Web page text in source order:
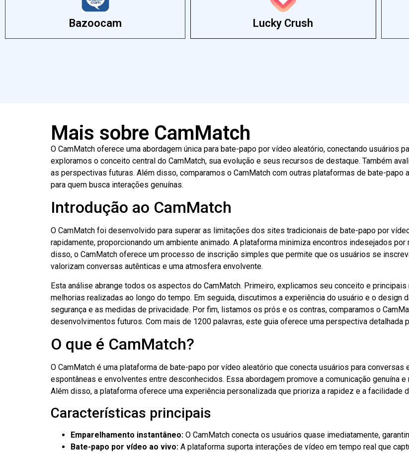
Bazoocam Lucky Crush
Mais sobre CamMatch
O CamMatch oferece uma abordagem única para bate-papo por vídeo aleatório, conectando usuários
exploramos o conceito central do CamMatch, sua evolução e seus recursos de destaque. Também
as perspectivas futuras. Além disso, comparamos o CamMatch com outras plataformas de bate-
para quem busca interações genuínas.
Introdução ao CamMatch
O CamMatch foi desenvolvido para superar as limitações dos sites tradicionais de bate-papo por
rapidamente, proporcionando um ambiente animado. A plataforma minimiza encontros indesejados
disso, o CamMatch oferece um processo de inscrição simples que permite que os usuários se
valorizam conversas autênticas e uma atmosfera envolvente.
Esta análise abrange todos os aspectos do CamMatch. Primeiro, explicamos seu conceito e
melhorias realizadas ao longo do tempo. Em seguida, discutimos a experiência do usuário e o design
segurança e as medidas de privacidade. Por fim, listamos os prós e os contras, comparamos o
desenvolvimentos futuros. Com mais de 1200 palavras, este guia oferece uma perspectiva detalhada
O que é CamMatch?
O CamMatch é uma plataforma de bate-papo por vídeo aleatório que conecta usuários para
espontâneas e envolventes entre desconhecidos. Essa abordagem promove a comunicação genuína
Além disso, a plataforma oferece uma experiência personalizada que prioriza a rapidez e a facilidade
Características principais
Emparelhamento instantâneo: O CamMatch conecta os usuários quase imediatamente,
Bate-papo por vídeo ao vivo: A plataforma suporta interações de vídeo em tempo real que